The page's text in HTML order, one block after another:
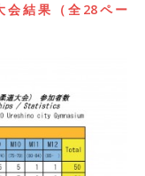
会結果（全28ペー